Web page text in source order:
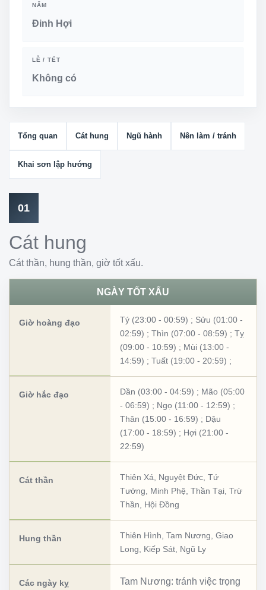
NĂM
Đinh Hợi
LỄ / TẾT
Không có
Tổng quan Cát hung Ngũ hành Nên làm / tránh
Khai sơn lập hướng
01
Cát hung
Cát thần, hung thần, giờ tốt xấu.
NGÀY TỐT XẤU
Giờ hoàng đạo Tý (23:00 - 00:59) ; Sửu (01:00 -
02:59) ; Thìn (07:00 - 08:59) ; Tỵ
(09:00 - 10:59) ; Mùi (13:00 -
14:59) ; Tuất (19:00 - 20:59) ;
Giờ hắc đạo Dần (03:00 - 04:59) ; Mão (05:00
- 06:59) ; Ngọ (11:00 - 12:59) ;
Thân (15:00 - 16:59) ; Dậu
(17:00 - 18:59) ; Hợi (21:00 -
22:59)
Cát thần Thiên Xá Nguyệt Đức Tứ
Tướng
Minh Phệ Thần Tại Trừ
Thần
Hội Đồng
Hung thần Thiên Hình Tam Nương Giao
Long
Kiếp Sát Ngũ Ly
Các ngày kỵ
Tam Nương: tránh việc trọng